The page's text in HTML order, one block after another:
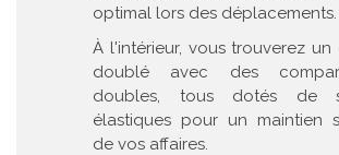
optimal lors des déplacements.
À l'intérieur, vous trouverez un
doublé avec des
doubles, tous dotés de
élastiques pour un maintien
de vos affaires.